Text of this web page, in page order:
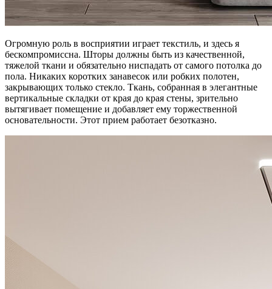
Огромную роль в восприятии играет текстиль, и здесь я
бескомпромиссна. Шторы должны быть из качественной,
тяжелой ткани и обязательно ниспадать от самого потолка до
пола. Никаких коротких занавесок или робких полотен,
закрывающих только стекло. Ткань, собранная в элегантные
вертикальные складки от края до края стены, зрительно
вытягивает помещение и добавляет ему торжественной
основательности. Этот прием работает безотказно.